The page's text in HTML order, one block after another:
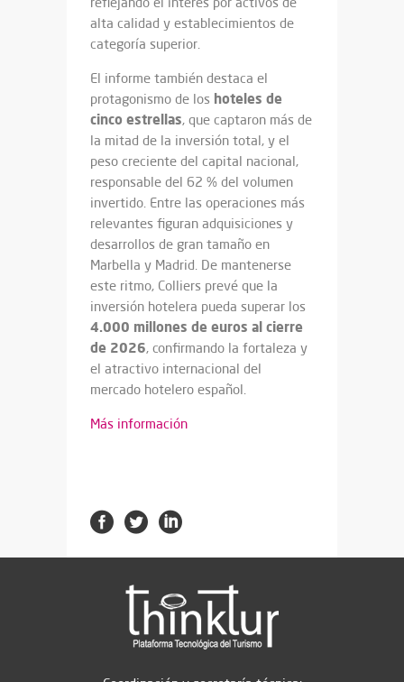
alta calidad y establecimientos de
categoría superior.
El informe también destaca el
protagonismo de los hoteles de
cinco estrellas, que captaron más de
la mitad de la inversión total, y el
peso creciente del capital nacional,
responsable del 62 % del volumen
invertido. Entre las operaciones más
relevantes figuran adquisiciones y
desarrollos de gran tamaño en
Marbella y Madrid. De mantenerse
este ritmo, Colliers prevé que la
inversión hotelera pueda superar los
4.000 millones de euros al cierre
de 2026, confirmando la fortaleza y
el atractivo internacional del
mercado hotelero español.
Más información